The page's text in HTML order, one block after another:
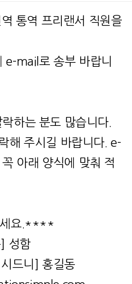
통역 프리랜서 직원을
e-mail로 송부 바랍니
하는 분도 많습니다.
해 주시길 바랍니다. e-
아래 양식에 맞춰 적
세요.****
성함
드니] 홍길동